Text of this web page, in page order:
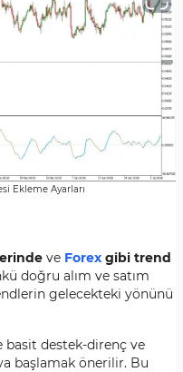
Ekleme Ayarları
ve Forex gibi trend
doğru alım ve satım
gelecekteki yönünü
basit destek-direnç ve
başlamak önerilir. Bu